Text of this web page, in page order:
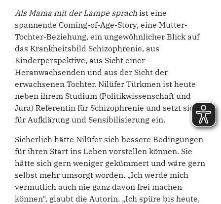
Als Mama mit der Lampe sprach ist eine
spannende Coming-of-Age-Story, eine Mutter-
Tochter-Beziehung, ein ungewöhnlicher Blick auf
das Krankheitsbild Schizophrenie, aus
Kinderperspektive, aus Sicht einer
Heranwachsenden und aus der Sicht der
erwachsenen Tochter. Nilüfer Türkmen ist heute
neben ihrem Studium (Politikwissenschaft und
Jura) Referentin für Schizophrenie und setzt sich
für Aufklärung und Sensibilisierung ein.
Sicherlich hätte Nilüfer sich bessere Bedingungen
für ihren Start ins Leben vorstellen können. Sie
hätte sich gern weniger gekümmert und wäre gern
selbst mehr umsorgt worden. „Ich werde mich
vermutlich auch nie ganz davon frei machen
können“, glaubt die Autorin. „Ich spüre bis heute,